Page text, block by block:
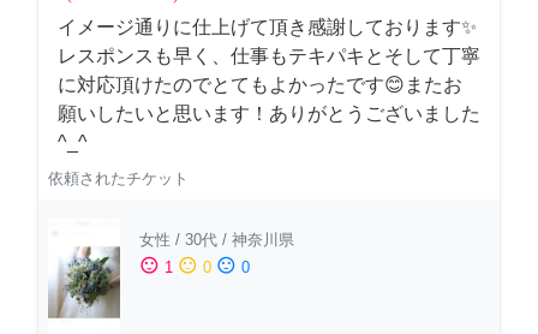
イメージ通りに仕上げて頂き感謝しております✨
レスポンスも早く、仕事もテキパキとそして丁寧
に対応頂けたのでとてもよかったです😊またお
願いしたいと思います！ありがとうございました
^_^
依頼されたチケット
女性 / 30代 / 神奈川県
sentiment_satisfied 1 sentiment_neutral 0 sentiment_dissatisfied 0